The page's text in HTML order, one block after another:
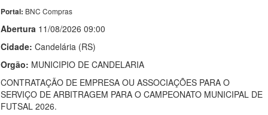
Portal: BNC Compras
Abertura 11/08/2026 09:00
Cidade: Candelária (RS)
Orgão: MUNICIPIO DE CANDELARIA
CONTRATAÇÃO DE EMPRESA OU ASSOCIAÇÕES PARA O
SERVIÇO DE ARBITRAGEM PARA O CAMPEONATO MUNICIPAL DE
FUTSAL 2026.